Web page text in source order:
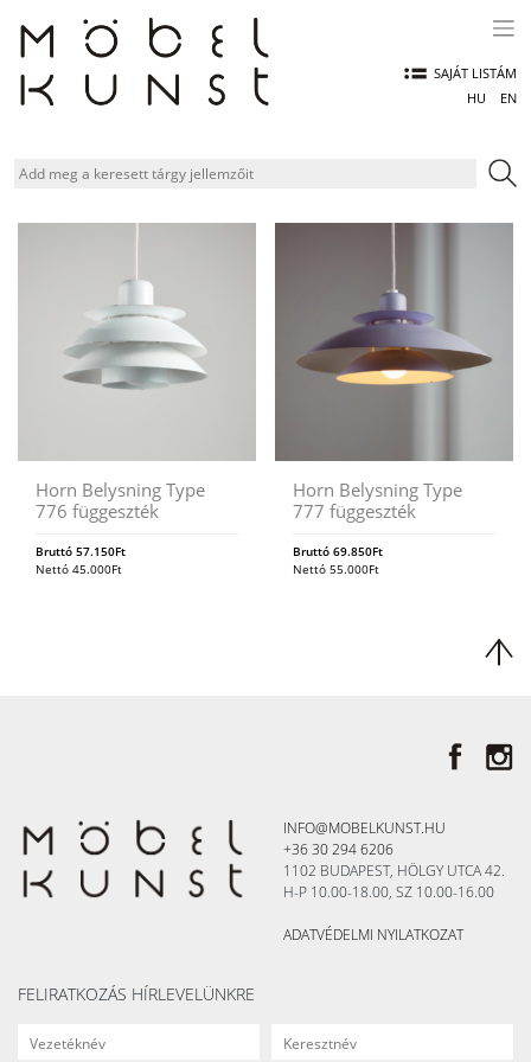
content
SAJÁT LISTÁM
HU
EN
Horn Belysning Type
776 függeszték
Bruttó 57.150Ft
Nettó 45.000Ft
Horn Belysning Type
777 függeszték
Bruttó69.850Ft
Nettó55.000Ft
INFO@MOBELKUNST.HU
+36 30 294 6206
1102 BUDAPEST, HÖLGY UTCA 42.
H-P 10.00-18.00, SZ 10.00-16.00
ADATVÉDELMI NYILATKOZAT
FELIRATKOZÁS HÍRLEVELÜNKRE